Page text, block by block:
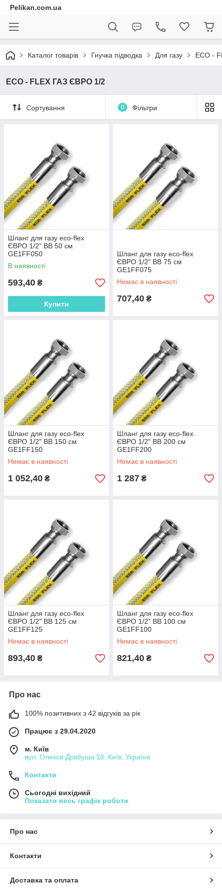
Pelikan.com.ua
Каталог товарів Гнучка підводка Для газу ECO -
ECO - FLEX ГАЗ ЄВРО 1/2
Сортування 0 Фільтри
Шланг для газу eco-flex
ЄВРО 1/2" ВВ 50 см
GE1FF050
В наявності
593,40 ₴
Купити
Шланг для газу eco-flex
ЄВРО 1/2" ВВ 75 см
GE1FF075
Немає в наявності
707,40 ₴
Шланг для газу eco-flex
ЄВРО 1/2" ВВ 150 см
GE1FF150
Немає в наявності
1 052,40 ₴
Шланг для газу eco-flex
ЄВРО 1/2" ВВ 200 см
GE1FF200
Немає в наявності
1 287 ₴
Шланг для газу eco-flex
ЄВРО 1/2" ВВ 125 см
GE1FF125
Немає в наявності
893,40 ₴
Шланг для газу eco-flex
ЄВРО 1/2" ВВ 100 см
GE1FF100
Немає в наявності
821,40 ₴
Про нас
100% позитивних з 42 відгуків за рік
Працює з 29.04.2020
м. Київ
вул. Олекси Довбуша 18, Київ, Україна
Контакти
Сьогодні вихідний
Показати весь графік роботи
Про нас
Контакти
Доставка та оплата